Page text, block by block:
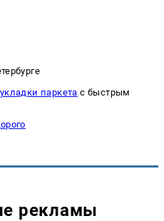
паркета с быстрым
рекламы